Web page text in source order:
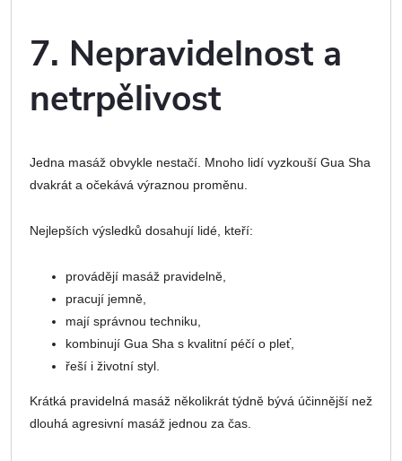
7. Nepravidelnost a
netrpělivost
Jedna masáž obvykle nestačí. Mnoho lidí vyzkouší Gua Sha
dvakrát a očekává výraznou proměnu.
Nejlepších výsledků dosahují lidé, kteří:
provádějí masáž pravidelně,
pracují jemně,
mají správnou techniku,
kombinují Gua Sha s kvalitní péčí o pleť,
řeší i životní styl.
Krátká pravidelná masáž několikrát týdně bývá účinnější než
dlouhá agresivní masáž jednou za čas.